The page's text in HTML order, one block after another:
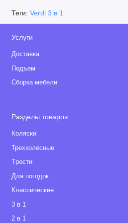
Теги: Verdi 3 в 1
Услуги
Доставка
Подъем
Сборка мебели
Разделы товаров
Коляски
Трехколёсные
Tрости
Для погодок
Классические
3 в 1
2 в 1